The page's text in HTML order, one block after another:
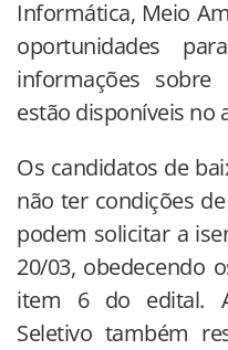
Informática, Meio
oportunidades
informações sobre
estão disponíveis no
Os candidatos de
não ter condições
podem solicitar a
20/03, obedecendo
item 6 do edital.
Seletivo também